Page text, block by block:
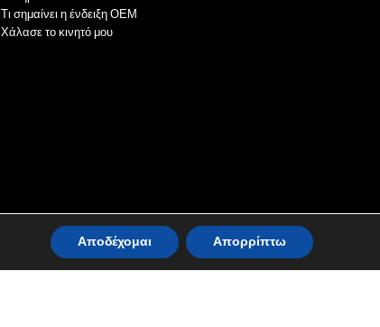
Τι σημαίνει η ένδειξη ΟΕΜ
Χάλασε το κινητό μου
Αποδέχομαι Απορρίπτω